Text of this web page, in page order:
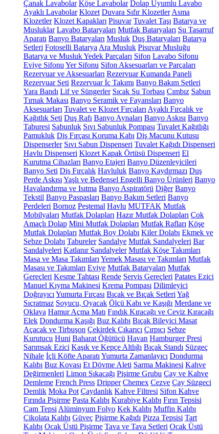
Çanak Lavabolar Köşe Lavabolar Dolap Uyumlu Lavabo
Ayaklı Lavabolar Klozet Duvara Sıfır Klozetler Asma
Klozetler Klozet Kapakları Pisuvar Tuvalet Taşı Batarya ve
Musluklar Lavabo Bataryaları Mutfak Bataryaları Su Tasarruf
Aparatı Banyo Bataryaları Musluk Duş Bataryaları Batarya
Setleri Fotoselli Batarya Ara Musluk Pisuvar Musluğu
Batarya ve Musluk Yedek Parçaları Sifon Lavabo Sifonu
Eviye Sifonu Yer Sifonu Sifon Aksesuarları ve Parçaları
Rezervuar ve Aksesuarları Rezervuar Kumanda Paneli
Rezervuar Seti Rezervuar İç Takımı Banyo Bakım Setleri
Yara Bandı Lif ve Süngerler Sıcak Su Torbası Cımbız Sabun
Tırnak Makası Banyo Seramik ve Fayansları Banyo
Aksesuarları Tuvalet ve Klozet Fırçaları Ayaklı Fırçalık ve
Kağıtlık Seti Duş Rafı Banyo Aynaları Banyo Askısı Banyo
Taburesi Sabunluk Sıvı Sabunluk Pompası Tuvalet Kağıtlığı
Pamukluk Diş Fırçası Koruma Kabı Diş Macunu Kutusu
Dispenserler Sıvı Sabun Dispenseri Tuvalet Kağıdı Dispenseri
Havlu Dispenseri Klozet Kapak Örtüsü Dispenseri El
Kurutma Cihazları Banyo Etajeri Banyo Düzenleyicileri
Banyo Seti Diş Fırçalık Havluluk Banyo Kaydırmazı Duş
Perde Askısı Yaşlı ve Bedensel Engelli Banyo Ürünleri Banyo
Havalandırma ve Isıtma Banyo Aspiratörü Diğer Banyo
Tekstil Banyo Paspasları Banyo Bakım Setleri Banyo
Perdeleri Bornoz Peştemal Havlu MUTFAK Mutfak
Mobilyaları Mutfak Dolapları Hazır Mutfak Dolapları Çok
Amaçlı Dolap Mini Mutfak Dolapları Mutfak Rafları Köşe
Mutfak Dolapları Mutfak Boy Dolabı Kiler Dolabı Ekmek ve
Sebze Dolabı Tabureler Sandalye Mutfak Sandalyeleri Bar
Sandalyeleri Katlanır Sandalyeler Mutfak Köşe Takımları
Masa ve Masa Takımları Yemek Masası ve Takımları Mutfak
Masası ve Takımları Eviye Mutfak Bataryaları Mutfak
Gereçleri Kesme Tahtası Rende Servis Gereçleri Patates Ezici
Manuel Kıyma Makinesi Krema Pompası Dilimleyici
Doğrayıcı Yumurta Fırçası Bıçak ve Bıçak Setleri Yağ
Sıçratmaz Soyucu, Oyacak Ölçü Kabı ve Kaşığı Merdane ve
Oklava Hamur Açma Matı Fındık Kıracağı ve Ceviz Kıracağı
Elek Dondurma Kaşığı Buz Kalıbı Bıçak Bileyici Masat
Açacak ve Tirbuşon Çekirdek Çıkarıcı Çırpıcı Sebze
Kurutucu Huni Baharat Öğütücü Havan Hamburger Presi
Sarımsak Ezici Kaşık ve Kepçe Altlığı Bıçak Standı Süzgeç
Nihale İçli Köfte Aparatı Yumurta Zamanlayıcı Dondurma
Kalıbı Buz Kovası Et Dövme Aleti Sarma Makinesi Kahve
Değirmenleri Limon Sıkacağı Pişirme Grubu Çay ve Kahve
Demleme French Press Dripper Chemex Cezve Çay Süzgeci
Demlik Moka Pot Çaydanlık Kahve Filtresi Sifon Kahve
Fırında Pişirme Pasta Kalıbı Kurabiye Kalıbı Fırın Tepsisi
Cam Tepsi Alüminyum Folyo Kek Kalıbı Muffin Kalıbı
Çikolata Kalıbı Güveç Pişirme Kağıdı Pizza Tepsisi Tart
Kalıbı Ocak Üstü Pişirme Tava ve Tava Setleri Ocak Üstü